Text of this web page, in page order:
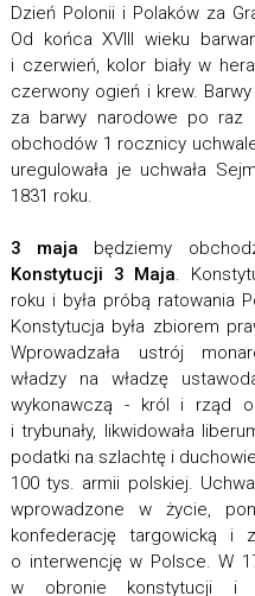
Dzień Polonii i Polaków za
Od końca XVIII wieku
i czerwień, kolor biały w
czerwony ogień i krew.
za barwy narodowe po raz
obchodów 1 rocznicy
uregulowała je uchwała
1831 roku.
3 maja będziemy
Konstytucji 3 Maja.
roku i była próbą ratowania
Konstytucja była zbiorem
Wprowadzała ustrój
władzy na władzę
wykonawczą - król i rząd
i trybunały, likwidowała
podatki na szlachtę i
100 tys. armii polskiej.
wprowadzone w życie,
konfederację targowicką
o interwencję w Polsce. W
w obronie konstytucji i